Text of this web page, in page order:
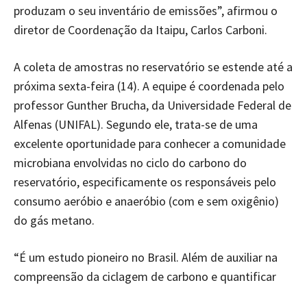
produzam o seu inventário de emissões”, afirmou o
diretor de Coordenação da Itaipu, Carlos Carboni.
A coleta de amostras no reservatório se estende até a
próxima sexta-feira (14). A equipe é coordenada pelo
professor Gunther Brucha, da Universidade Federal de
Alfenas (UNIFAL). Segundo ele, trata-se de uma
excelente oportunidade para conhecer a comunidade
microbiana envolvidas no ciclo do carbono do
reservatório, especificamente os responsáveis pelo
consumo aeróbio e anaeróbio (com e sem oxigênio)
do gás metano.
“É um estudo pioneiro no Brasil. Além de auxiliar na
compreensão da ciclagem de carbono e quantificar